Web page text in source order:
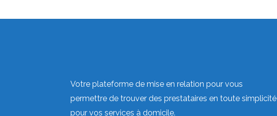
Votre plateforme de mise en relation pour vous
permettre de trouver des prestataires en toute simplicité
pour vos services à domicile.